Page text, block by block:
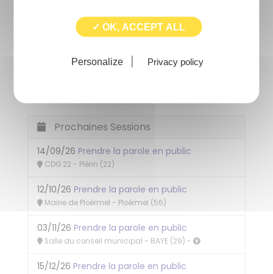
MODALITÉ
Prochaines Sessions
14/09/26 Prendre la parole en public
CDG 22 - Plérin (22)
12/10/26 Prendre la parole en public
Mairie de Ploërmel - Ploërmel (56)
03/11/26 Prendre la parole en public
Salle du conseil municipal - BAYE (29) -
15/12/26 Prendre la parole en public
✓ OK, ACCEPT ALL
Personalize Privacy policy